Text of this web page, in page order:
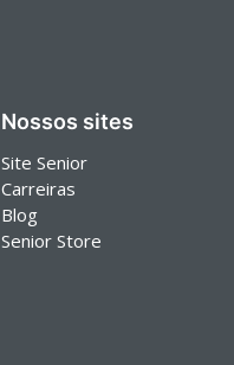
Nossos sites
Site Senior
Carreiras
Blog
Senior Store